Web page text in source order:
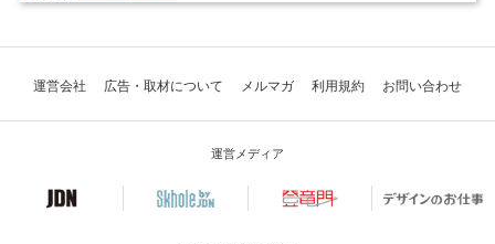
運営会社 広告・取材について メルマガ 利用規約 お問い合わせ
運営メディア